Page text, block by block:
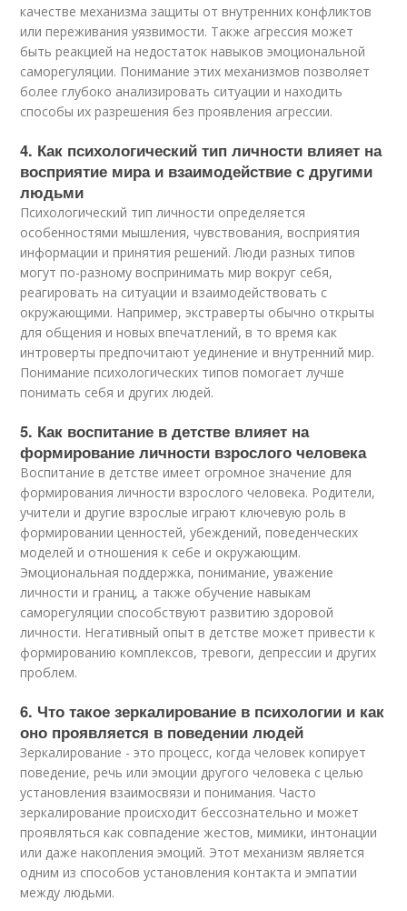
качестве механизма защиты от внутренних конфликтов
или переживания уязвимости. Также агрессия может
быть реакцией на недостаток навыков эмоциональной
саморегуляции. Понимание этих механизмов позволяет
более глубоко анализировать ситуации и находить
способы их разрешения без проявления агрессии.
4. Как психологический тип личности влияет на
восприятие мира и взаимодействие с другими
людьми
Психологический тип личности определяется
особенностями мышления, чувствования, восприятия
информации и принятия решений. Люди разных типов
могут по-разному воспринимать мир вокруг себя,
реагировать на ситуации и взаимодействовать с
окружающими. Например, экстраверты обычно открыты
для общения и новых впечатлений, в то время как
интроверты предпочитают уединение и внутренний мир.
Понимание психологических типов помогает лучше
понимать себя и других людей.
5. Как воспитание в детстве влияет на
формирование личности взрослого человека
Воспитание в детстве имеет огромное значение для
формирования личности взрослого человека. Родители,
учители и другие взрослые играют ключевую роль в
формировании ценностей, убеждений, поведенческих
моделей и отношения к себе и окружающим.
Эмоциональная поддержка, понимание, уважение
личности и границ, а также обучение навыкам
саморегуляции способствуют развитию здоровой
личности. Негативный опыт в детстве может привести к
формированию комплексов, тревоги, депрессии и других
проблем.
6. Что такое зеркалирование в психологии и как
оно проявляется в поведении людей
Зеркалирование - это процесс, когда человек копирует
поведение, речь или эмоции другого человека с целью
установления взаимосвязи и понимания. Часто
зеркалирование происходит бессознательно и может
проявляться как совпадение жестов, мимики, интонации
или даже накопления эмоций. Этот механизм является
одним из способов установления контакта и эмпатии
между людьми.